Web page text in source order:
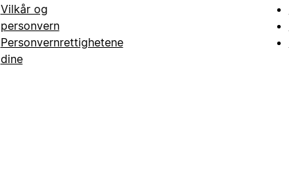
Vilkår og
personvern
Personvernrettighetene
dine